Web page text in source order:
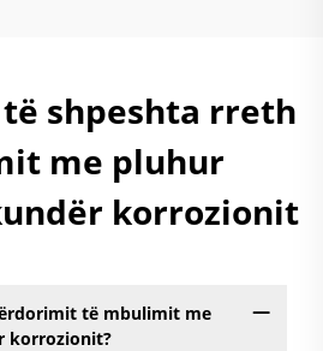
shpeshta rreth
me pluhur
korrozionit
të mbulimit me
korrozionit?